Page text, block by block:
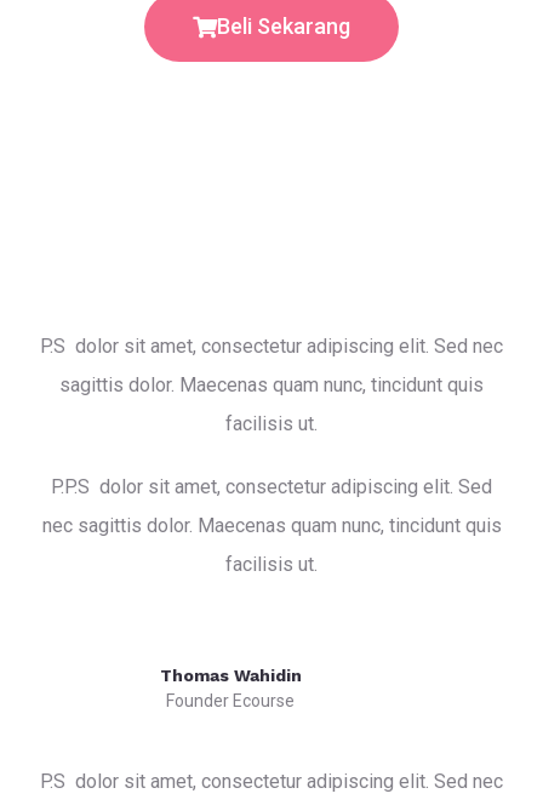
Beli Sekarang
P.S dolor sit amet, consectetur adipiscing elit. Sed nec
sagittis dolor. Maecenas quam nunc, tincidunt quis
facilisis ut.
P.P.S dolor sit amet, consectetur adipiscing elit. Sed
nec sagittis dolor. Maecenas quam nunc, tincidunt quis
facilisis ut.
Thomas Wahidin
Founder Ecourse
P.S dolor sit amet, consectetur adipiscing elit. Sed nec